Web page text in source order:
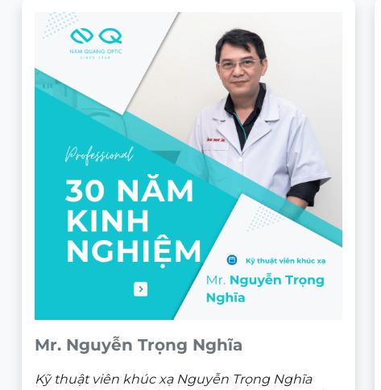
Mr. Nguyễn Trọng Nghĩa
Kỹ thuật viên khúc xạ Nguyễn Trọng Nghĩa